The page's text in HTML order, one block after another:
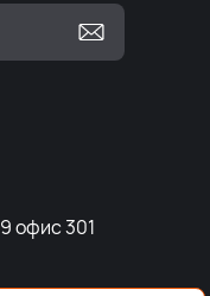
офис 301